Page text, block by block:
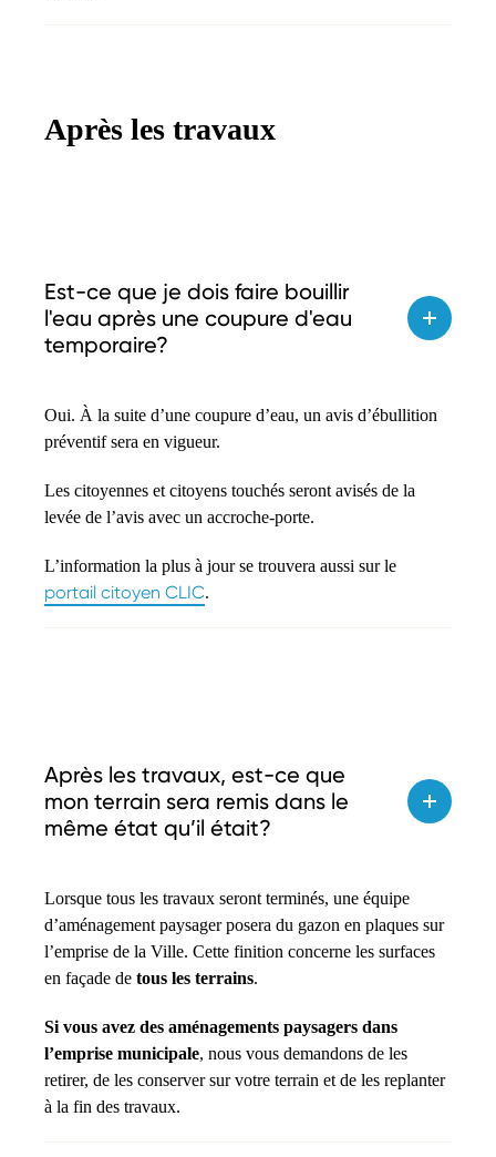
Après les travaux
Est-ce que je dois faire bouillir
l'eau après une coupure d'eau
temporaire?
Oui. À la suite d’une coupure d’eau, un avis d’ébullition
préventif sera en vigueur.
Les citoyennes et citoyens touchés seront avisés de la
levée de l’avis avec un accroche-porte.
L’information la plus à jour se trouvera aussi sur le
portail citoyen CLIC.
Après les travaux, est-ce que
mon terrain sera remis dans le
même état qu’il était?
Lorsque tous les travaux seront terminés, une équipe
d’aménagement paysager posera du gazon en plaques sur
l’emprise de la Ville. Cette finition concerne les surfaces
en façade de tous les terrains.
Si vous avez des aménagements paysagers dans
l’emprise municipale, nous vous demandons de les
retirer, de les conserver sur votre terrain et de les replanter
à la fin des travaux.